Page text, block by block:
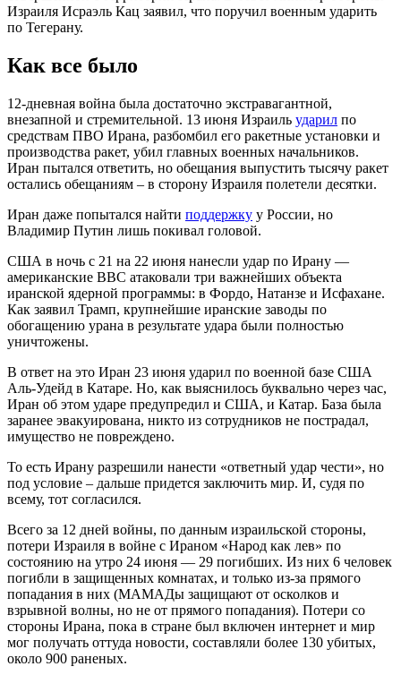
Израиля Исраэль Кац заявил, что поручил военным ударить
по Тегерану.
Как все было
12-дневная война была достаточно экстравагантной,
внезапной и стремительной. 13 июня Израиль ударил по
средствам ПВО Ирана, разбомбил его ракетные установки и
производства ракет, убил главных военных начальников.
Иран пытался ответить, но обещания выпустить тысячу ракет
остались обещаниям – в сторону Израиля полетели десятки.
Иран даже попытался найти поддержку у России, но
Владимир Путин лишь покивал головой.
США в ночь с 21 на 22 июня нанесли удар по Ирану —
американские ВВС атаковали три важнейших объекта
иранской ядерной программы: в Фордо, Натанзе и Исфахане.
Как заявил Трамп, крупнейшие иранские заводы по
обогащению урана в результате удара были полностью
уничтожены.
В ответ на это Иран 23 июня ударил по военной базе США
Аль-Удейд в Катаре. Но, как выяснилось буквально через час,
Иран об этом ударе предупредил и США, и Катар. База была
заранее эвакуирована, никто из сотрудников не пострадал,
имущество не повреждено.
То есть Ирану разрешили нанести «ответный удар чести», но
под условие – дальше придется заключить мир. И, судя по
всему, тот согласился.
Всего за 12 дней войны, по данным израильской стороны,
потери Израиля в войне с Ираном «Народ как лев» по
состоянию на утро 24 июня — 29 погибших. Из них 6 человек
погибли в защищенных комнатах, и только из-за прямого
попадания в них (МАМАДы защищают от осколков и
взрывной волны, но не от прямого попадания). Потери со
стороны Ирана, пока в стране был включен интернет и мир
мог получать оттуда новости, составляли более 130 убитых,
около 900 раненых.